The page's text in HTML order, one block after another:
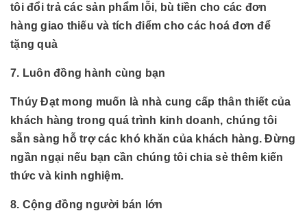
tôi đổi trả các sản phẩm lỗi, bù tiền cho các đơn
hàng giao thiếu và tích điểm cho các hoá đơn để
tặng quà
7. Luôn đồng hành cùng bạn
Thúy Đạt mong muốn là nhà cung cấp thân thiết của
khách hàng trong quá trình kinh doanh, chúng tôi
sẵn sàng hỗ trợ các khó khăn của khách hàng. Đừng
ngần ngại nếu bạn cần chúng tôi chia sẻ thêm kiến
thức và kinh nghiệm.
8. Cộng đồng người bán lớn